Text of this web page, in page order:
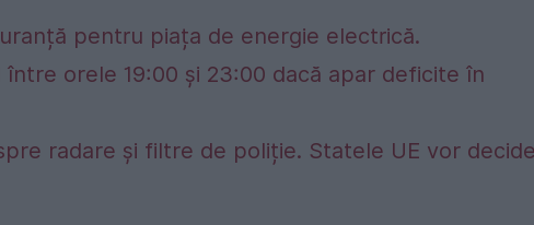
pentru piața de energie electrică.
orele 19:00 și 23:00 dacă apar deficite în
radare și filtre de poliție. Statele UE vor